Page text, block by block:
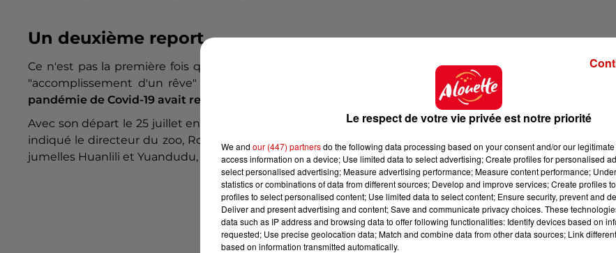
Un deuxième report
Ce n'est pas la première fois que le séjour du mammifère bicolore est prolongé. Celui dont le nom
"accomplissement d'un rêve" en chinois devait rejoindre la Chine à l'âge de trois ou quatre ans
pandémie de Covid-19 avait repoussé l'échéance
. Yuan Meng est aujourd'hui âgé de six ans.
Avec son départ le 25 juillet en Chine "
pour se reproduire avec une femelle sans lien de parenté"
indiqué le directeur du zoo, Rodolphe Delord, le panda Yuan Meng
jumelles Huanlili et Yuandudu, dontle parrain n'est autre que Kylian Mbappé.
Le respect de votre vie privée est notre priorité
We and our (447) partnersdo the following data processing based on your consent and/or our
access information on a device; Use limited data to select advertising; Create profiles for personalised
select personalised advertising; Measure advertising performance; Measure content performance;
statistics or combinations of data from different sources; Develop and improve services; Create profiles
profiles to select personalised content; Use limited data to select content; Ensure security, prevent and
Deliver and present advertising and content; Save and communicate privacy choices. These
data such as IP address and browsing data to offer following functionalities: Identify devices based on
requested; Use precise geolocation data; Match and combine data from other data sources; Link
based on information transmitted automatically.